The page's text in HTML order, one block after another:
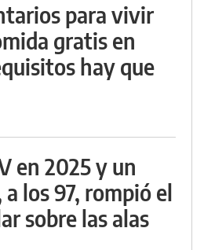
para vivir
gratis en
hay que
en 2025 y un
los 97, rompió el
sobre las alas